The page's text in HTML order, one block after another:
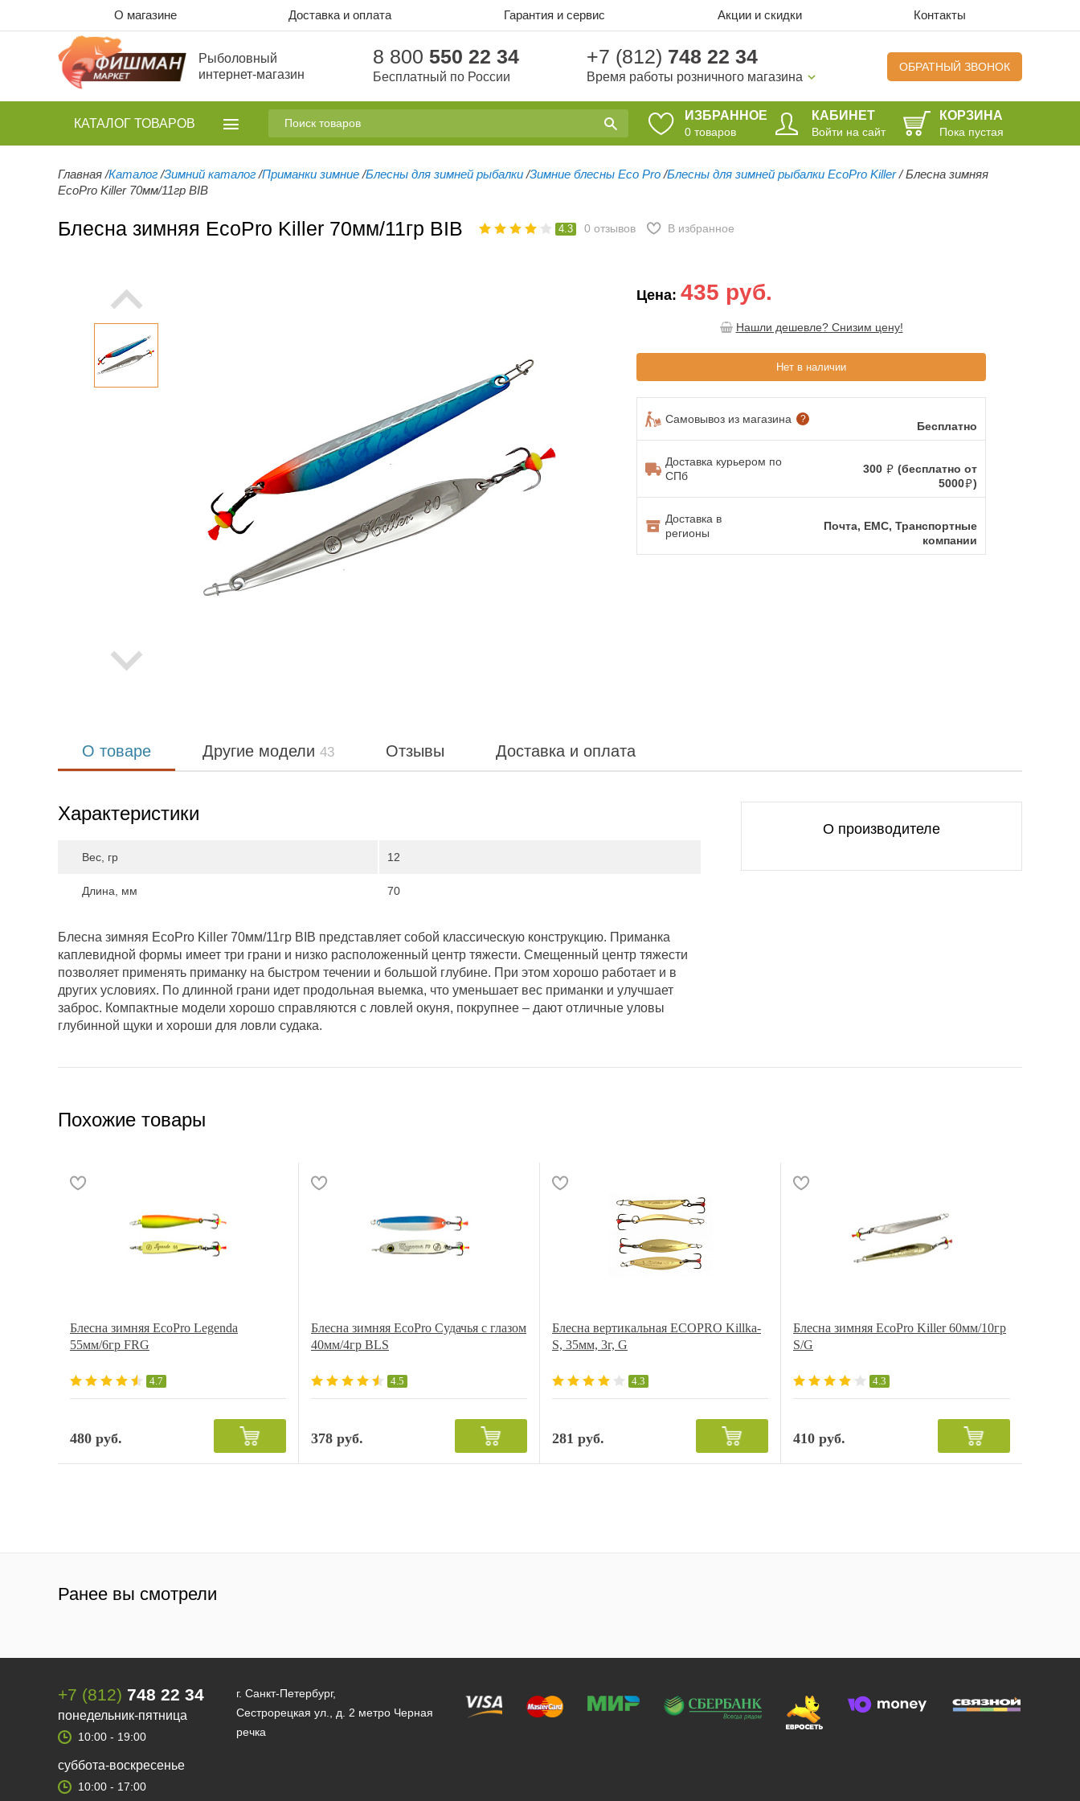
О магазине Доставка и оплата Гарантия и сервис Акции и скидки Контакты
Рыболовный
интернет-магазин
8 800 550 22 34
Бесплатный по России
+7 (812) 748 22 34
Время работы розничного магазина
ОБРАТНЫЙ ЗВОНОК
ИЗБРАННОЕ
0 товаров
КАБИНЕТ
Войти на сайт
КОРЗИНА
Пока пустая
КАТАЛОГ ТОВАРОВ
Главная /Каталог /Зимний каталог /Приманки зимние /Блесны для зимней рыбалки /Зимние блесны Eco Pro /Блесны для зимней рыбалки EcoPro Killer /Блесна зимняя
EcoPro Killer 70мм/11гр BIB
Блесна зимняя EcoPro Killer 70мм/11гр BIB 4.3 0 отзывов В избранное
Цена: 435 руб.
Нашли дешевле? Снизим цену!
Нет в наличии
Самовывоз из магазина ?
Бесплатно
Доставка курьером по
СПб
300
(бесплатно от
5000
)
Доставка в
регионы
Почта, ЕМС, Транспортные
компании
О товаре Другие модели 43 Отзывы Доставка и оплата
О производителе
Характеристики
Вес, гр 12
Длина, мм 70
Блесна зимняя EcoPro Killer 70мм/11гр BIB представляет собой классическую конструкцию. Приманка
каплевидной формы имеет три грани и низко расположенный центр тяжести. Смещенный центр тяжести
позволяет применять приманку на быстром течении и большой глубине. При этом хорошо работает и в
других условиях. По длинной грани идет продольная выемка, что уменьшает вес приманки и улучшает
заброс. Компактные модели хорошо справляются с ловлей окуня, покрупнее – дают отличные уловы
глубинной щуки и хороши для ловли судака.
Похожие товары
Блесна зимняя EcoPro Legenda
55мм/6гр FRG
4.7
480 руб.
Блесна зимняя EcoPro Судачья с глазом
40мм/4гр BLS
4.5
378 руб.
Блесна вертикальная ECOPRO Killka-
S, 35мм, 3г, G
4.3
281 руб.
Блесна зимняя EcoPro Killer 60мм/10гр
S/G
4.3
410 руб.
Ранее вы смотрели
+7 (812) 748 22 34
понедельник-пятница
10:00 - 19:00
суббота-воскресенье
10:00 - 17:00
г. Санкт-Петербург,
Сестрорецкая ул., д. 2 метро Черная
речка